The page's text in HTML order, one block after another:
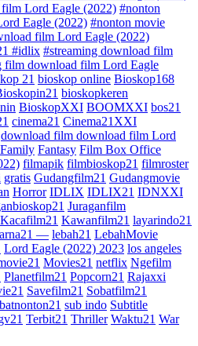
Lord Eagle (2022) #nonton
Eagle (2022) #nonton movie
film Lord Eagle (2022)
#idlix #streaming download film
film download film Lord Eagle
21 bioskop online Bioskop168
bioskopkeren
BioskopXXI BOOMXXI bos21
cinema21 Cinema21XXI
download film download film Lord
Family Fantasy Film Box Office
filmapik filmbioskop21 filmroster
gratis Gudangfilm21 Gudangmovie
Horror IDLIX IDLIX21 IDNXXI
Juraganfilm
Kacafilm21 Kawanfilm21 layarindo21
— lebah21 LebahMovie
Lord Eagle (2022) 2023 los angeles
Movies21 netflix Ngefilm
Planetfilm21 Popcorn21 Rajaxxi
Savefilm21 Sobatfilm21
sub indo Subtitle
Terbit21 Thriller Waktu21 War